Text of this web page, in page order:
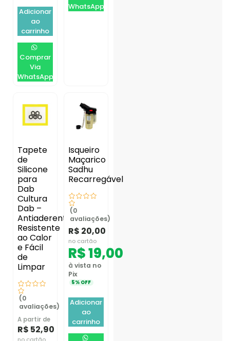
Adicionar
ao
carrinho
Comprar
Via
WhatsApp
WhatsApp
Tapete
de
Silicone
para
Dab
Cultura
Dab –
Antiaderente,
Resistente
ao Calor
e Fácil
de
Limpar
(0
avaliações)
A partir de
R$ 52,90
no cartão
Isqueiro
Maçarico
Sadhu
Recarregável
(0
avaliações)
R$ 20,00
no cartão
R$19,00
à vista no
Pix
5% OFF
Adicionar
ao
carrinho